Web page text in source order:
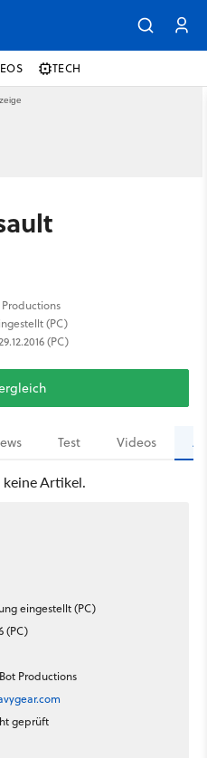
TECH
(PC)
(PC)
Test Videos
Artikel.
eingestellt (PC)
(PC)
Productions
geprüft